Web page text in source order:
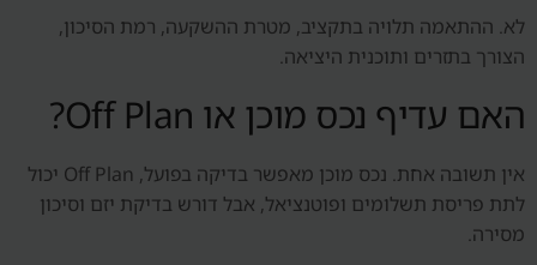
לא. ההתאמה תלויה בתקציב, מטרת ההשקעה, רמת הסיכון,
הצורך בתזרים ותוכנית היציאה.
האם עדיף נכס מוכן או Off Plan?
אין תשובה אחת. נכס מוכן מאפשר בדיקה בפועל, Off Plan יכול
לתת פריסת תשלומים ופוטנציאל, אבל דורש בדיקת יזם וסיכון
מסירה.